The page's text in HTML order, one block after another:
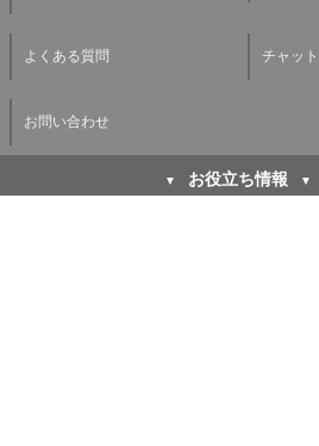
よくある質問 チャッ
お問い合わせ
お役立ち情報